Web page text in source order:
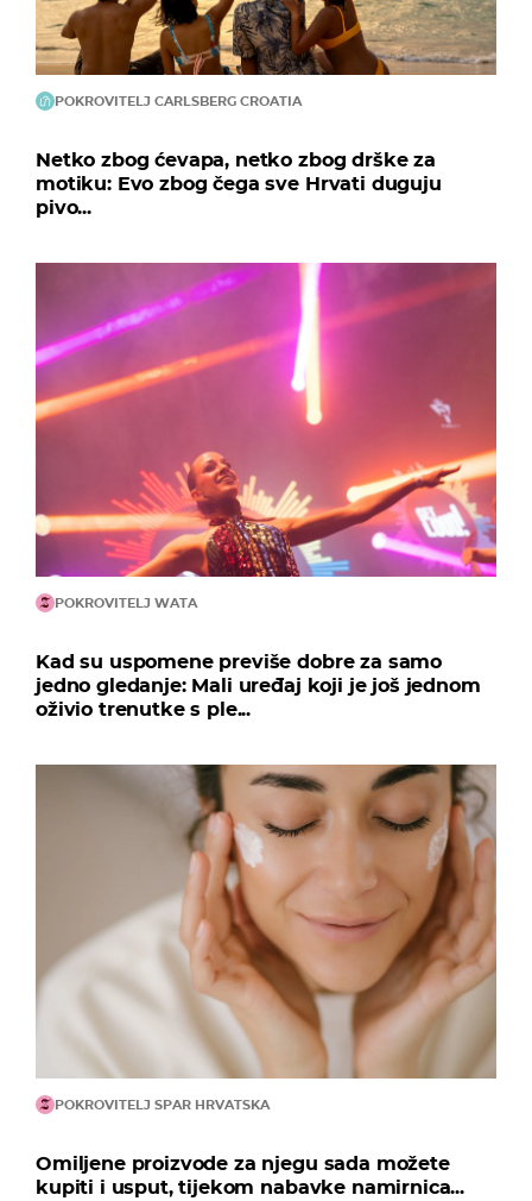
POKROVITELJ CARLSBERG CROATIA
Netko zbog ćevapa, netko zbog drške za
motiku: Evo zbog čega sve Hrvati duguju
pivo...
POKROVITELJ WATA
Kad su uspomene previše dobre za samo
jedno gledanje: Mali uređaj koji je još jednom
oživio trenutke s ple...
POKROVITELJ SPAR HRVATSKA
Omiljene proizvode za njegu sada možete
kupiti i usput, tijekom nabavke namirnica...